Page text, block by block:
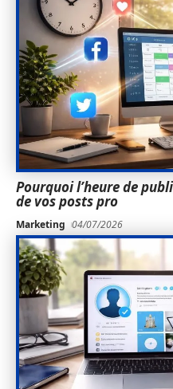
Pourquoi l’heure de
de vos posts pro
Marketing 04/07/2026